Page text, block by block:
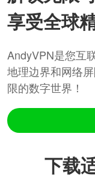
享受全球
AndyVPN是您互
地理边界和网络
限的数字世界！
下载